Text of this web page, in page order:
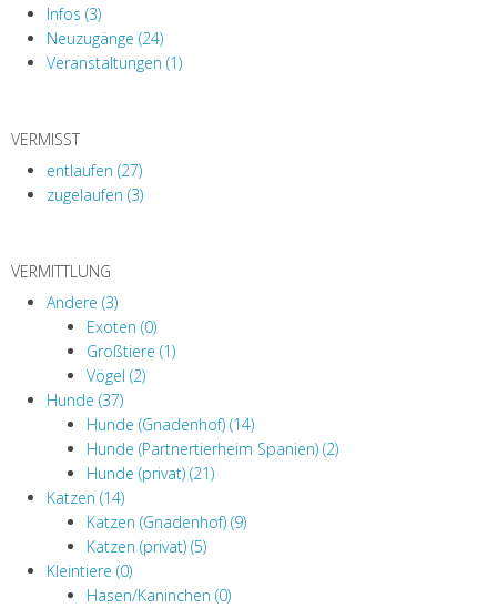
Infos (3)
Neuzugänge (24)
Veranstaltungen (1)
VERMISST
entlaufen (27)
zugelaufen (3)
VERMITTLUNG
Andere (3)
Exoten (0)
Großtiere (1)
Vögel (2)
Hunde (37)
Hunde (Gnadenhof) (14)
Hunde (Partnertierheim Spanien) (2)
Hunde (privat) (21)
Katzen (14)
Katzen (Gnadenhof) (9)
Katzen (privat) (5)
Kleintiere (0)
Hasen/Kaninchen (0)